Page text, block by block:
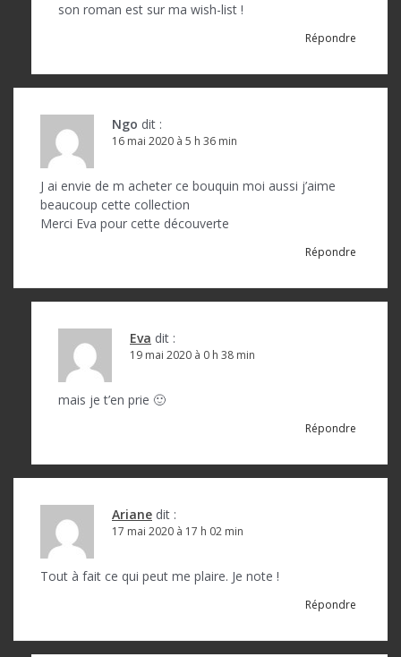
son roman est sur ma wish-list !
Répondre
Ngo dit :
16 mai 2020 à 5 h 36 min
J ai envie de m acheter ce bouquin moi aussi j’aime
beaucoup cette collection
Merci Eva pour cette découverte
Répondre
Eva dit :
19 mai 2020 à 0 h 38 min
mais je t’en prie 🙂
Répondre
Ariane dit :
17 mai 2020 à 17 h 02 min
Tout à fait ce qui peut me plaire. Je note !
Répondre